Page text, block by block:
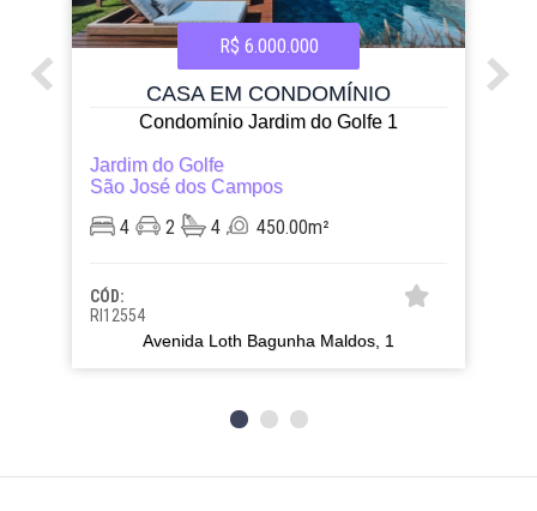
R$ 6.000.000
CASA EM CONDOMÍNIO
Condomínio Jardim do Golfe 1
Jardim do Golfe
São José dos Campos
4 2 4 450.00m²
CÓD:
RI12554
Avenida Loth Bagunha Maldos, 1